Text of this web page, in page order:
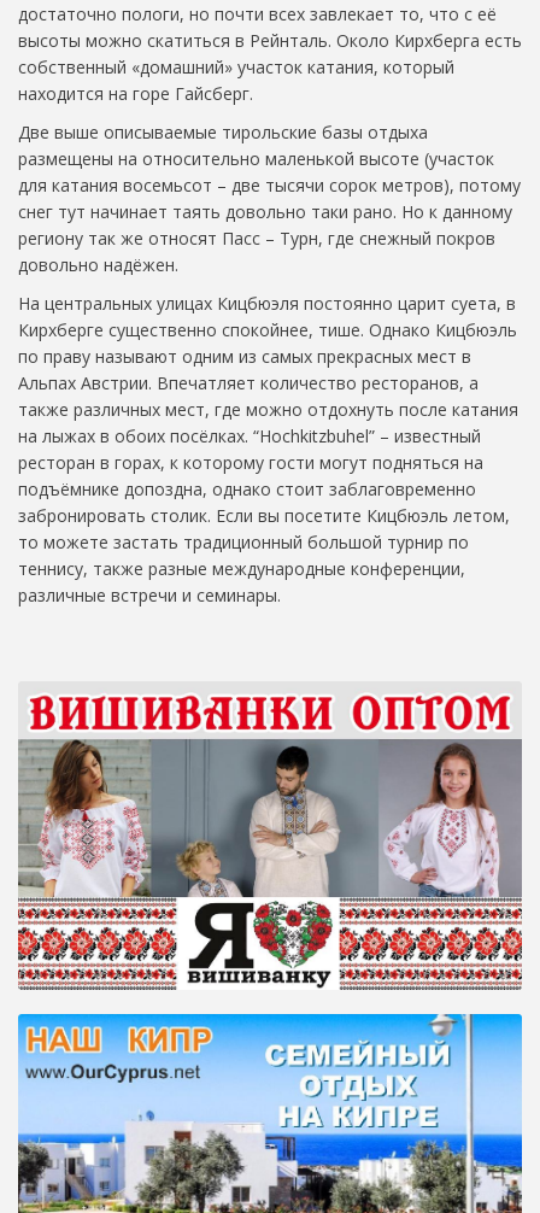
достаточно пологи, но почти всех завлекает то, что с её
высоты можно скатиться в Рейнталь. Около Кирхберга есть
собственный «домашний» участок катания, который
находится на горе Гайсберг.
Две выше описываемые тирольские базы отдыха
размещены на относительно маленькой высоте (участок
для катания восемьсот – две тысячи сорок метров), потому
снег тут начинает таять довольно таки рано. Но к данному
региону так же относят Пасс – Турн, где снежный покров
довольно надёжен.
На центральных улицах Кицбюэля постоянно царит суета, в
Кирхберге существенно спокойнее, тише. Однако Кицбюэль
по праву называют одним из самых прекрасных мест в
Альпах Австрии. Впечатляет количество ресторанов, а
также различных мест, где можно отдохнуть после катания
на лыжах в обоих посёлках. “Hochkitzbuhel” – известный
ресторан в горах, к которому гости могут подняться на
подъёмнике допоздна, однако стоит заблаговременно
забронировать столик. Если вы посетите Кицбюэль летом,
то можете застать традиционный большой турнир по
теннису, также разные международные конференции,
различные встречи и семинары.